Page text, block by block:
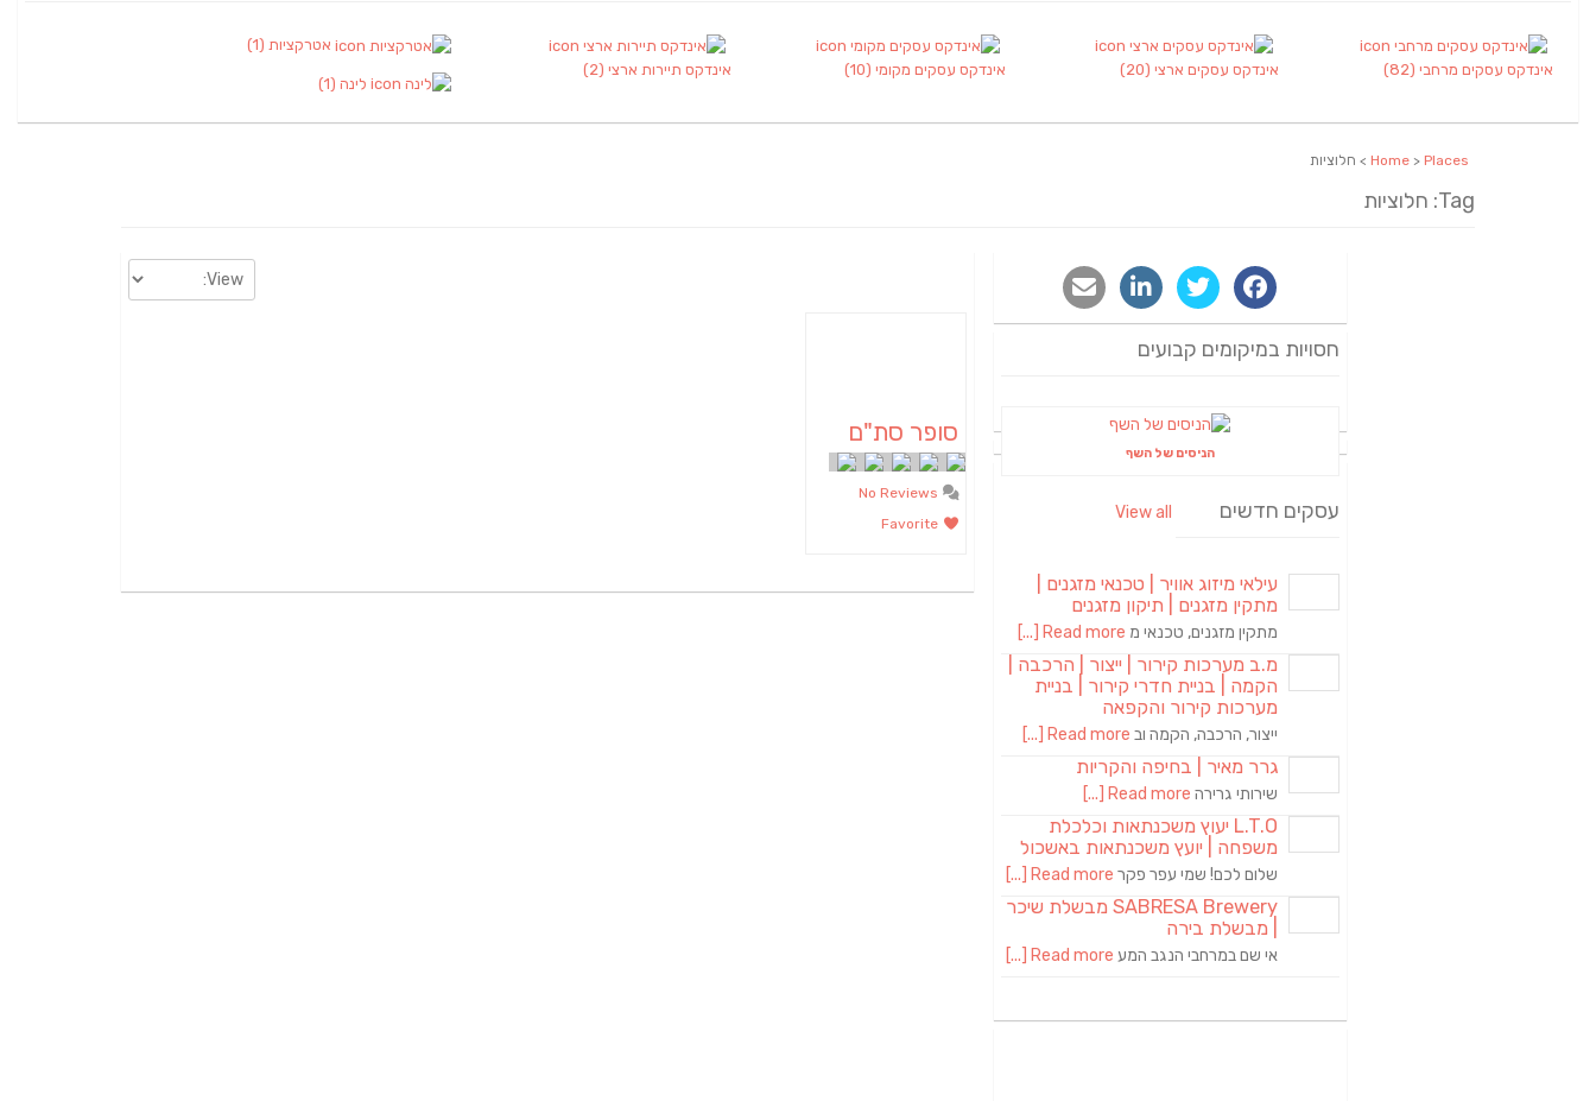
אינדקס עסקים מרחבי (82) אינדקס עסקים ארצי (20) אינדקס עסקים מקומי (10) אינדקס תיירות ארצי (2)
אטרקציות (1)
לינה (1)
Home > Places > חלוציות
Tag: חלוציות
סופר סת"ם
חסויות במיקומים קבועים
הניסים של השף
עסקים חדשים View all
עילאי מיזוג אוויר | טכנאי מזגנים |
מתקין מזגנים | תיקון מזגנים
מתקין מזגנים, טכנאי מ Read more [...]
מ.ב מערכות קירור | ייצור | הרכבה |
הקמה | בניית חדרי קירור | בניית
מערכות קירור והקפאה
ייצור, הרכבה, הקמה וב Read more [...]
גרר מאיר | בחיפה והקריות
שירותי גרירה Read more [...]
L.T.O יעוץ משכנתאות וכלכלת
משפחה | יועץ משכנתאות באשכול
שלום לכם! שמי עפר פקר Read more [...]
SABRESA Brewery מבשלת שיכר
| מבשלת בירה
אי שם במרחבי הנגב המע Read more [...]